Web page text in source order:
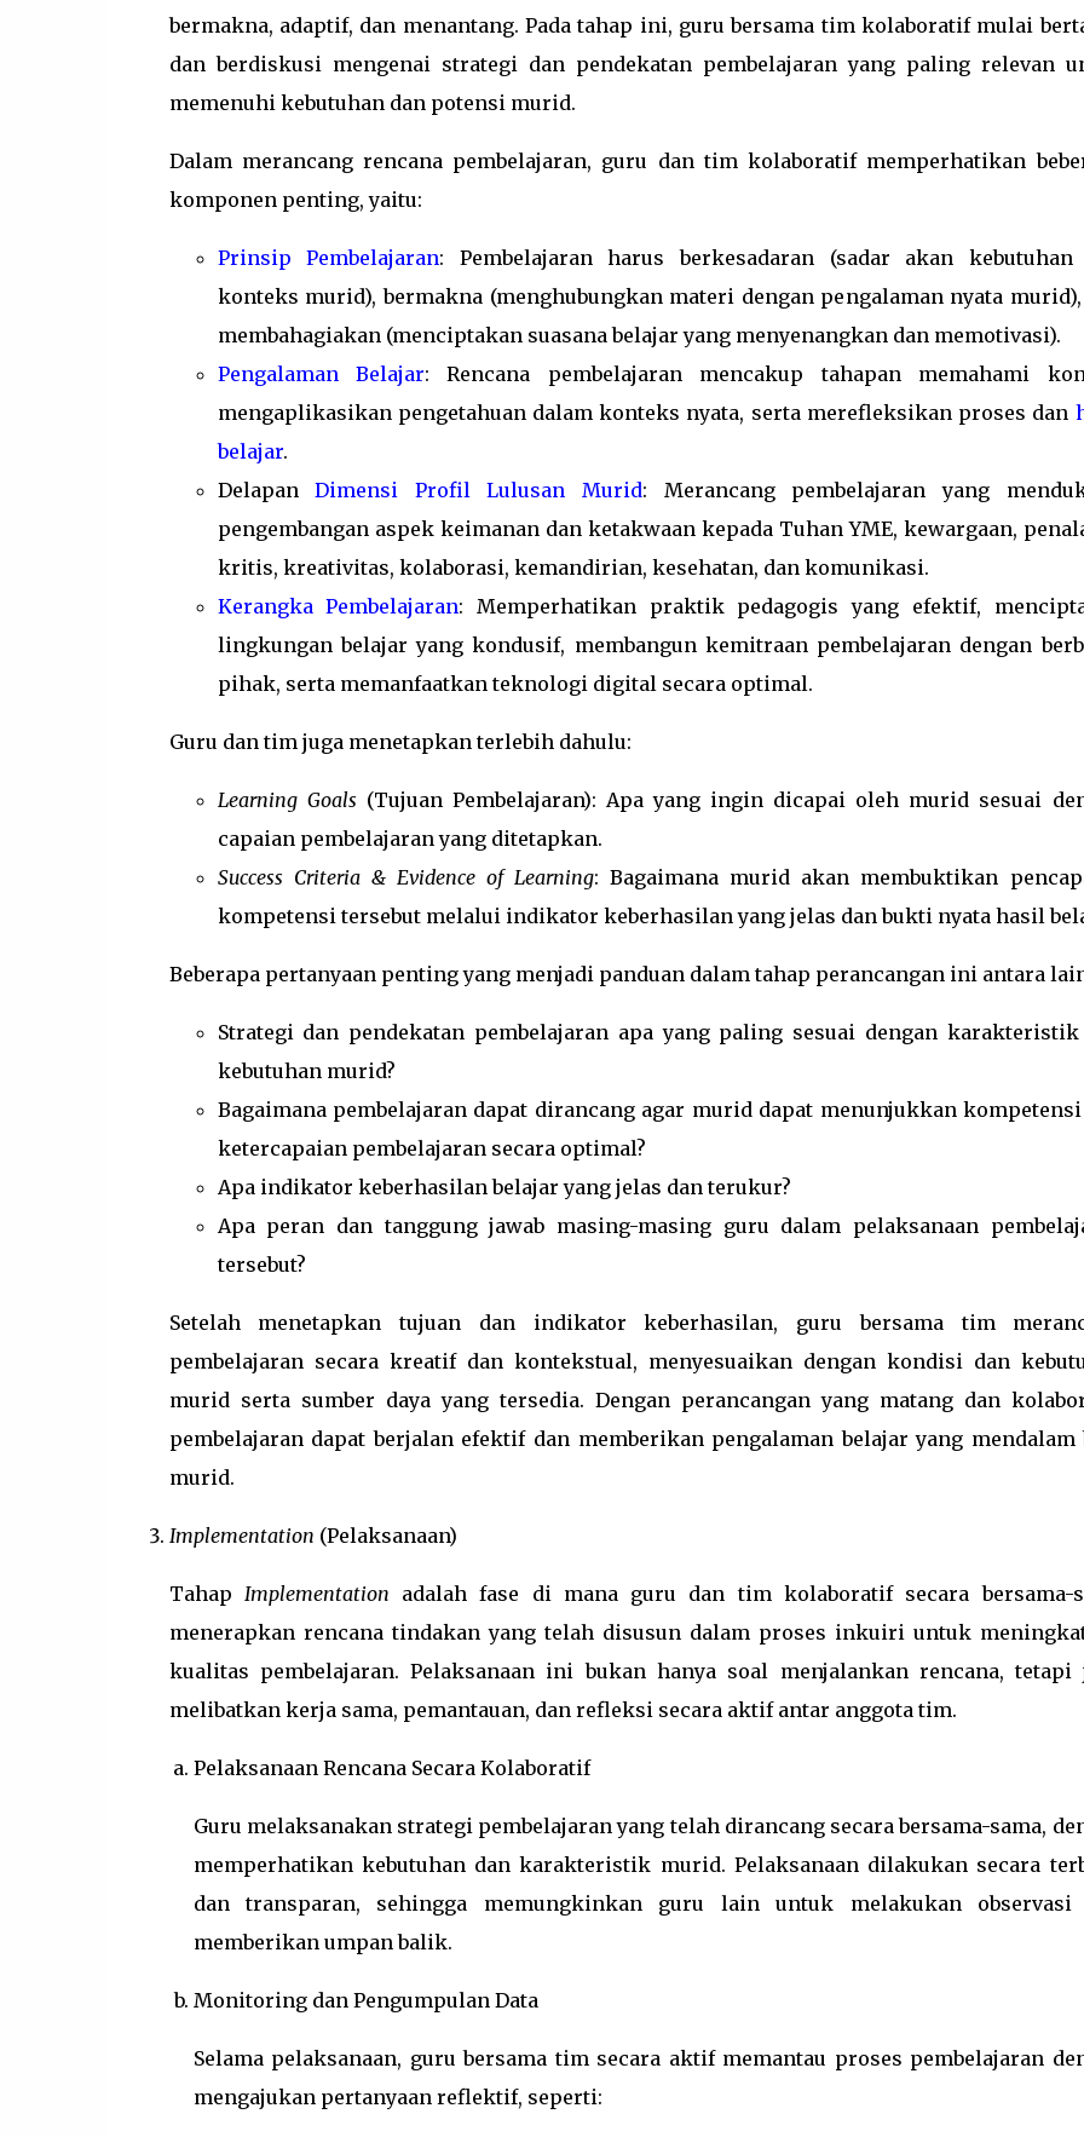
bermakna, adaptif, dan menantang. Pada tahap ini, guru bersama tim kolaboratif mulai
dan berdiskusi mengenai strategi dan pendekatan pembelajaran yang paling relevan
memenuhi kebutuhan dan potensi murid.
Dalam merancang rencana pembelajaran, guru dan tim kolaboratif memperhatikan
komponen penting, yaitu:
Prinsip Pembelajaran: Pembelajaran harus berkesadaran (sadar akan kebutuhan
konteks murid), bermakna (menghubungkan materi dengan pengalaman nyata
membahagiakan (menciptakan suasana belajar yang menyenangkan dan memotivasi).
Pengalaman Belajar: Rencana pembelajaran mencakup tahapan memahami
mengaplikasikan pengetahuan dalam konteks nyata, serta merefleksikan proses dan
belajar.
DelapanDimensi Profil Lulusan Murid: Merancang pembelajaran yang
pengembangan aspek keimanan dan ketakwaan kepada Tuhan YME, kewargaan,
kritis, kreativitas, kolaborasi, kemandirian, kesehatan, dan komunikasi.
Kerangka Pembelajaran: Memperhatikan praktik pedagogis yang efektif,
lingkungan belajar yang kondusif, membangun kemitraan pembelajaran dengan
pihak, serta memanfaatkan teknologi digital secara optimal.
Guru dan tim juga menetapkan terlebih dahulu:
Learning Goals (Tujuan Pembelajaran): Apa yang ingin dicapai oleh murid sesuai
capaian pembelajaran yang ditetapkan.
Success Criteria & Evidence of Learning: Bagaimana murid akan membuktikan
kompetensi tersebut melalui indikator keberhasilan yang jelas dan bukti nyata hasil
Beberapa pertanyaan penting yang menjadi panduan dalam tahap perancangan ini antara
Strategi dan pendekatan pembelajaran apa yang paling sesuai dengan karakteristik
kebutuhan murid?
Bagaimana pembelajaran dapat dirancang agar murid dapat menunjukkan
ketercapaian pembelajaran secara optimal?
Apa indikator keberhasilan belajar yang jelas dan terukur?
Apa peran dan tanggung jawab masing-masing guru dalam pelaksanaan
tersebut?
Setelah menetapkan tujuan dan indikator keberhasilan, guru bersama tim
pembelajaran secara kreatif dan kontekstual, menyesuaikan dengan kondisi dan
murid serta sumber daya yang tersedia. Dengan perancangan yang matang dan
pembelajaran dapat berjalan efektif dan memberikan pengalaman belajar yang mendalam
murid.
Implementation (Pelaksanaan)
Tahap Implementation adalah fase di mana guru dan tim kolaboratif secara bersama-
menerapkan rencana tindakan yang telah disusun dalam proses inkuiri untuk
kualitas pembelajaran. Pelaksanaan ini bukan hanya soal menjalankan rencana, tetapi
melibatkan kerja sama, pemantauan, dan refleksi secara aktif antar anggota tim.
Pelaksanaan Rencana Secara Kolaboratif
Guru melaksanakan strategi pembelajaran yang telah dirancang secara bersama-sama,
memperhatikan kebutuhan dan karakteristik murid. Pelaksanaan dilakukan secara
dan transparan, sehingga memungkinkan guru lain untuk melakukan observasi
memberikan umpan balik.
Monitoring dan Pengumpulan Data
Selama pelaksanaan, guru bersama tim secara aktif memantau proses pembelajaran
mengajukan pertanyaan reflektif, seperti: